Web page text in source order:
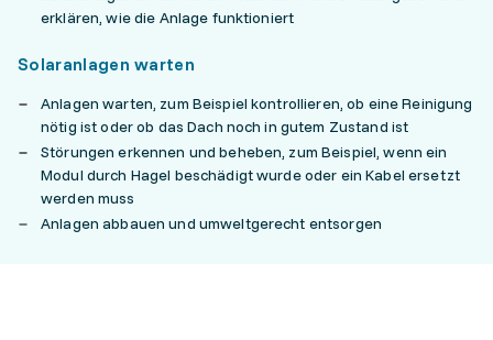
erklären, wie die Anlage funktioniert
Solaranlagen warten
Anlagen warten, zum Beispiel kontrollieren, ob eine Reinigung
nötig ist oder ob das Dach noch in gutem Zustand ist
Störungen erkennen und beheben, zum Beispiel, wenn ein
Modul durch Hagel beschädigt wurde oder ein Kabel ersetzt
werden muss
Anlagen abbauen und umweltgerecht entsorgen